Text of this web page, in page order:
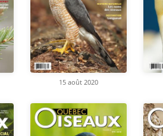
15 août 2020